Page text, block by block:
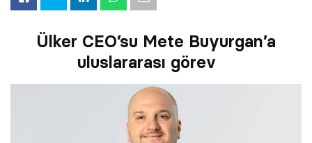
Ülker CEO’su Mete Buyurgan’a
uluslararası görev